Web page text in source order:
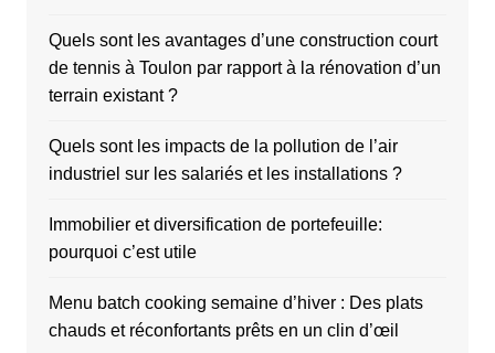
Quels sont les avantages d’une construction court
de tennis à Toulon par rapport à la rénovation d’un
terrain existant ?
Quels sont les impacts de la pollution de l’air
industriel sur les salariés et les installations ?
Immobilier et diversification de portefeuille:
pourquoi c’est utile
Menu batch cooking semaine d’hiver : Des plats
chauds et réconfortants prêts en un clin d’œil